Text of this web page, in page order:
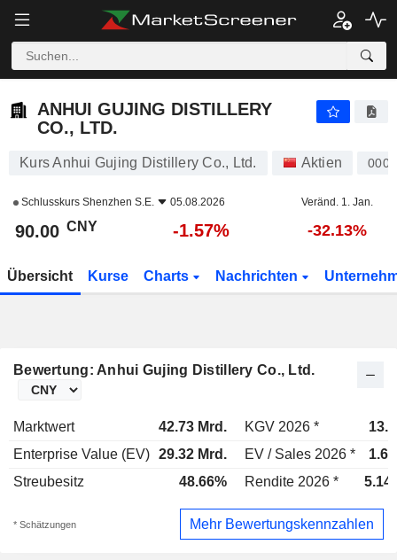
ANHUI GUJING DISTILLERY
CO., LTD.
Kurs Anhui Gujing Distillery Co., Ltd. Aktien
Schlusskurs Shenzhen S.E. 05.08.2026 Veränd. 1. Jan.
90.00 CNY -1.57% -32.13%
Übersicht Kurse Charts Nachrichten
Bewertung: Anhui Gujing Distillery Co., Ltd.
Marktwert 42.73 Mrd. KGV 2026 *
Enterprise Value (EV) 29.32 Mrd. EV / Sales 2026 *
Streubesitz
48.66% Rendite 2026 *
* Schätzungen Mehr Bewertungskennzahlen